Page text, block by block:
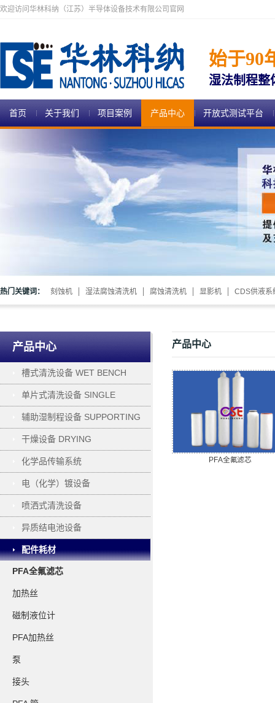
欢迎访问华林科纳（江苏）半导体设备技术有限公司官网
始于90
湿法制程整
首页 关于我们 项目案例 产品中心 开放式测试平台
热门关键词： 刻蚀机 湿法腐蚀清洗机 腐蚀清洗机 显影机 CDS供液系
产品中心
槽式清洗设备 WET BENCH
单片式清洗设备 SINGLE
WAFER PROCESSING
辅助湿制程设备 SUPPORTING
干燥设备 DRYING
化学品传输系统
电（化学）镀设备
ELECTROPLATING
喷洒式清洗设备
异质结电池设备
配件耗材
PFA全氟滤芯
加热丝
磁制液位计
PFA加热丝
泵
接头
产品中心
PFA全氟滤芯